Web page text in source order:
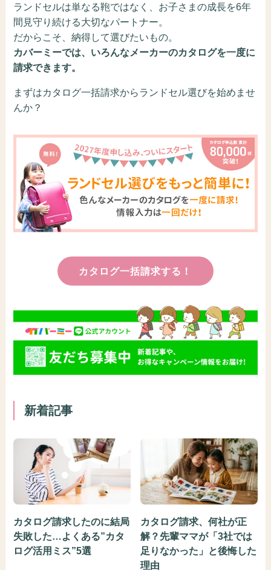
ランドセルは単なる鞄ではなく、お子さまの成長を6年
間見守り続ける大切なパートナー。
だからこそ、納得して選びたいもの。
カバーミーでは、いろんなメーカーのカタログを一度に
請求できます。
まずはカタログ一括請求からランドセル選びを始めませ
んか？
カタログ一括請求する！
新着記事
カタログ請求したのに結局
失敗した…よくある”カタ
ログ活用ミス”5選
カタログ請求、何社が正
解？先輩ママが「3社では
足りなかった」と後悔した
理由